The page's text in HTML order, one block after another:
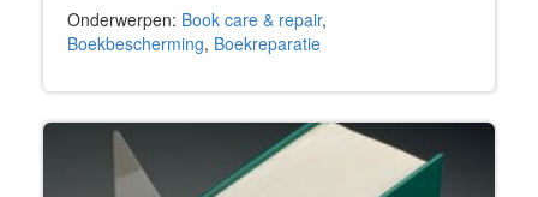
Onderwerpen: Book care & repair,
Boekbescherming, Boekreparatie